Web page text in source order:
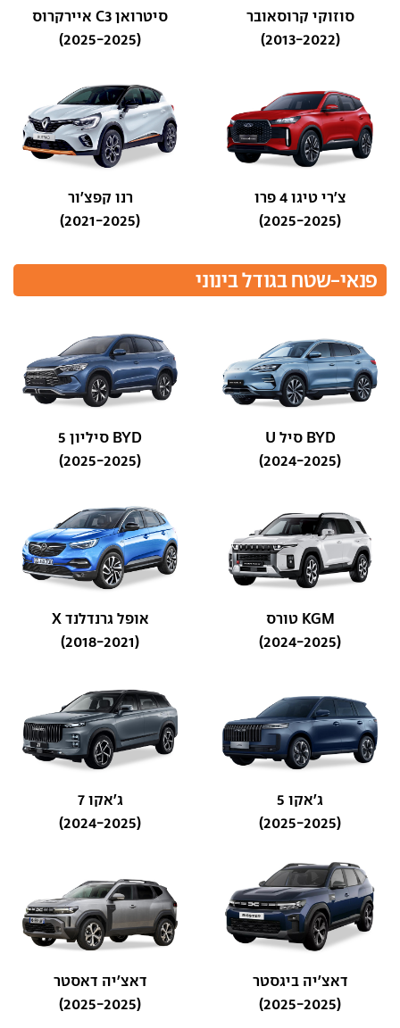
סוזוקי קרוסאובר
(2013-2022)
סיטרואן C3 איירקרוס
(2025-2025)
צ'רי טיגו 4 פרו
(2025-2025)
רנו קפצ'ור
(2021-2025)
פנאי-שטח בגודל בינוני
BYD סיל U
(2024-2025)
BYD סיליון 5
(2025-2025)
KGM טורס
(2024-2025)
אופל גרנדלנד X
(2018-2021)
ג'אקו 5
(2025-2025)
ג'אקו 7
(2024-2025)
דאצ'יה ביגסטר
(2025-2025)
דאצ'יה דאסטר
(2025-2025)